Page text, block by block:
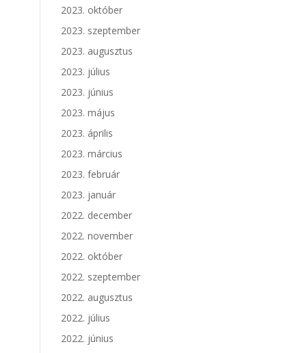
2023. október
2023. szeptember
2023. augusztus
2023. július
2023. június
2023. május
2023. április
2023. március
2023. február
2023. január
2022. december
2022. november
2022. október
2022. szeptember
2022. augusztus
2022. július
2022. június